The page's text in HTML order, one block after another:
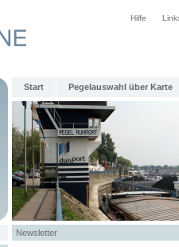
Hilfe
Start Pegelauswahl über Karte
Newsletter